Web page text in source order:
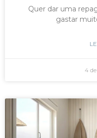
Quer dar uma
gastar
4